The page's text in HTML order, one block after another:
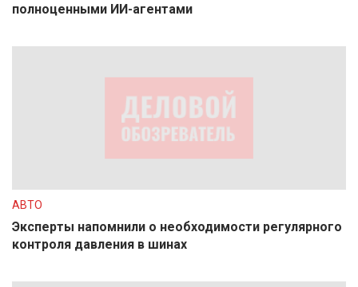
полноценными ИИ-агентами
АВТО
Эксперты напомнили о необходимости регулярного
контроля давления в шинах